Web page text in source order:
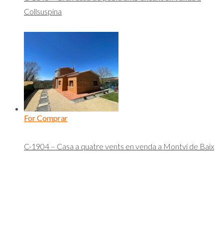
Collsuspina
For Comprar
C-1904 – Casa a quatre vents en venda a Montví de Baix